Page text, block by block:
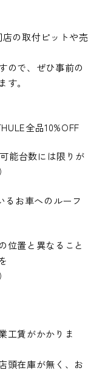
の取付ピットや売
ので、ぜひ事前の
。
全品10%OFF
能台数には限りが
お車へのルーフ
位置と異なること
工賃がかかりま
頭在庫が無く、お